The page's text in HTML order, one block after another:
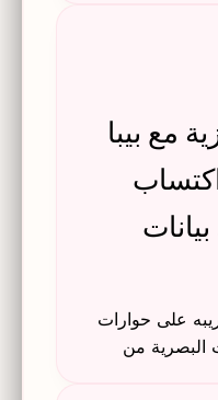
مع بيبا
على حوارات
البصرية من